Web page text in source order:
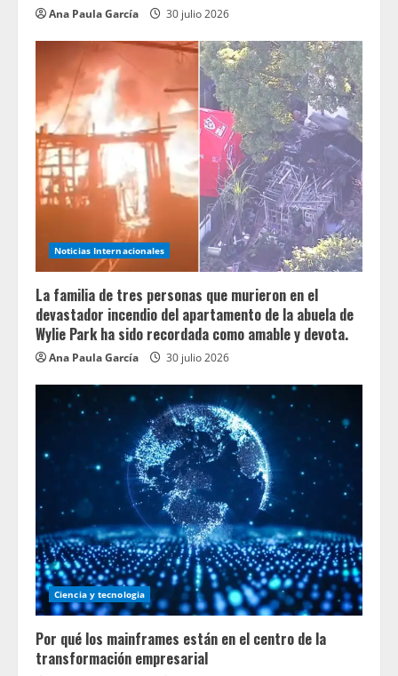
Ana Paula García 30 julio 2026
Noticias Internacionales
La familia de tres personas que murieron en el
devastador incendio del apartamento de la abuela de
Wylie Park ha sido recordada como amable y devota.
Ana Paula García 30 julio 2026
Ciencia y tecnologia
Por qué los mainframes están en el centro de la
transformación empresarial